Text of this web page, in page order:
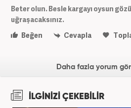
Beter olun. Besle kargayı oysun
uğraşacaksınız.
Beğen
Cevapla
Daha fazla yorum
İLGİNİZİ ÇEKEBİLİR